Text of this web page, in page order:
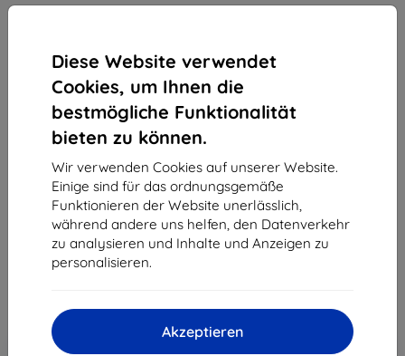
Diese Website verwendet
Cookies, um Ihnen die
bestmögliche Funktionalität
bieten zu können.
Wir verwenden Cookies auf unserer Website.
Einige sind für das ordnungsgemäße
Funktionieren der Website unerlässlich,
während andere uns helfen, den Datenverkehr
zu analysieren und Inhalte und Anzeigen zu
personalisieren.
Akzeptieren
3MK PaperFeeling Lenovo Tab P11 Pro 11.5" 2 Stück
Geeignet für: Lenovo Tab P11 Pro 11.5
Produktbeschreibung
24,89 €
22,41 €